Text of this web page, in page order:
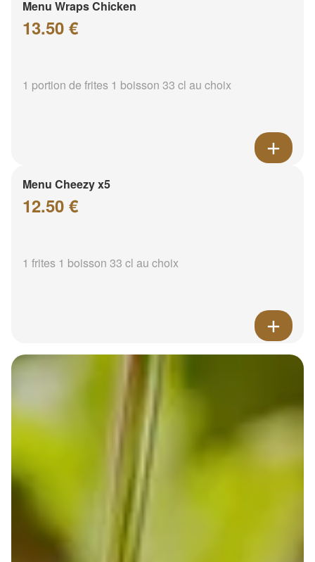
Menu Wraps Chicken
13.50 €
1 portion de frites 1 boisson 33 cl au choix
Menu Cheezy x5
12.50 €
1 frites 1 boisson 33 cl au choix